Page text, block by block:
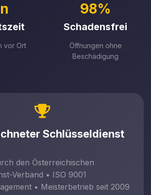
vor Ort
98%
Schadensfrei
Öffnungen ohne
Beschädigung
Schlüsseldienst
den Österreichischen
Verband • ISO 9001
• Meisterbetrieb seit 2009